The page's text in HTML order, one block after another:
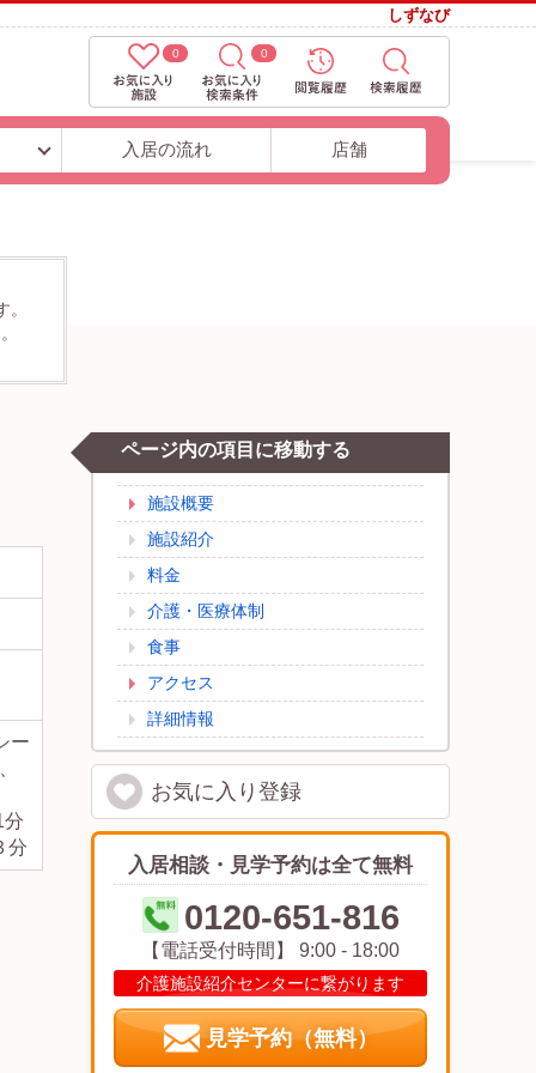
しずなび
0 0
入居の流れ 店舗
食堂の窓際に筋力トレーニングのできる機器が有ります。
ー
分
分
ページ内の項目に移動する
施設概要
施設紹介
料金
介護・医療体制
食事
アクセス
詳細情報
お気に入り 登録
入居相談・見学予約は全て無料
0120-651-816
【電話受付時間】 9:00 - 18:00
介護施設紹介センターに繋がります
見学予約（無料）